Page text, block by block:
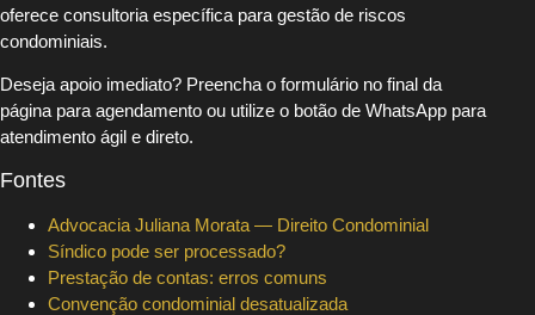
oferece consultoria específica para gestão de riscos
condominiais.
Deseja apoio imediato? Preencha o formulário no final da
página para agendamento ou utilize o botão de WhatsApp para
atendimento ágil e direto.
Fontes
Advocacia Juliana Morata — Direito Condominial
Síndico pode ser processado?
Prestação de contas: erros comuns
Convenção condominial desatualizada